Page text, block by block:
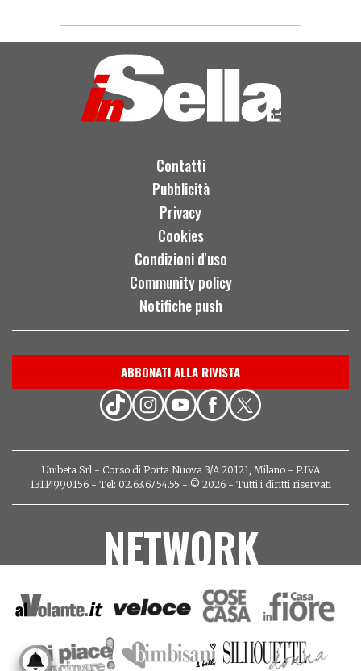
Contatti
Pubblicità
Privacy
Cookies
Condizioni d'uso
Community policy
Notifiche push
ABBONATI ALLA RIVISTA
Unibeta Srl - Corso di Porta Nuova 3/A 20121, Milano - P.IVA
13114990156 - Tel: 02.63.67.54.55 - © 2026 - Tutti i diritti riservati
NETWORK